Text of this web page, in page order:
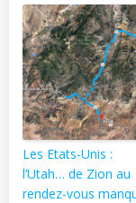
Les Etats-Unis :
l’Utah… de Zion au
rendez-vous